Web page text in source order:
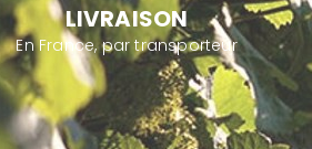
LIVRAISON
En France, par transporteur